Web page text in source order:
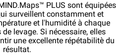
PLUS sont équipées
surveillent constamment et
et l'humidité à chaque
levage. Si nécessaire, elles
une excellente répétabilitè du
résultat.